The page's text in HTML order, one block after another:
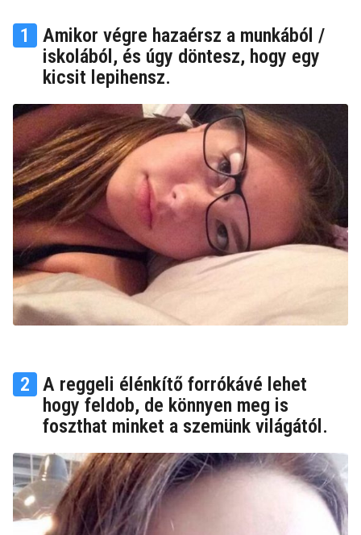
u
t
1
Amikor végre hazaérsz a munkából /
iskolából, és úgy döntesz, hogy egy
kicsit lepihensz.
2 A reggeli élénkítő forrókávé lehet
hogy feldob, de könnyen meg is
foszthat minket a szemünk világától.